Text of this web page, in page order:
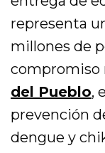
representa
millones de
compromiso
del Pueblo,
prevención
dengue y